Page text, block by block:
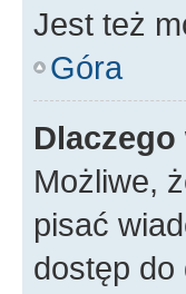
Jest też
Góra
Możliwe,
pisać
dostęp do